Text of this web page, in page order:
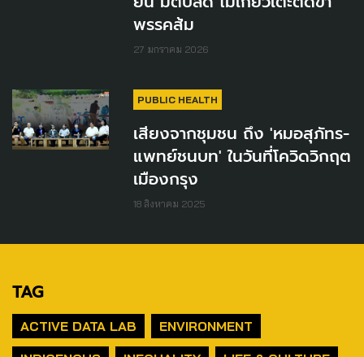
พรรคส้ม
27 มกราคม 2026
PUBLIC HEALTH
เสียงจากชุมชน ถึง 'หมอสุภัทร-
แพทย์ชนบท' ในวันที่โควิดวิกฤต
เมืองกรุง
18 สิงหาคม 2025
TAG
ACTIVE DATA LAB
ENVIRONMENT